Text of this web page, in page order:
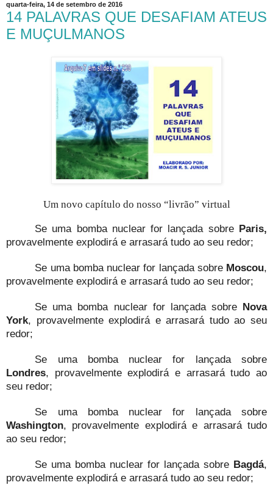
quarta-feira, 14 de setembro de 2016
14 PALAVRAS QUE DESAFIAM ATEUS
E MUÇULMANOS
Um novo capítulo do nosso “livrão” virtual
Se uma bomba nuclear for lançada sobre Paris,
provavelmente explodirá e arrasará tudo ao seu redor;
Se uma bomba nuclear for lançada sobre Moscou,
provavelmente explodirá e arrasará tudo ao seu redor;
Se uma bomba nuclear for lançada sobre Nova
York, provavelmente explodirá e arrasará tudo ao seu
redor;
Se uma bomba nuclear for lançada sobre
Londres, provavelmente explodirá e arrasará tudo ao
seu redor;
Se uma bomba nuclear for lançada sobre
Washington, provavelmente explodirá e arrasará tudo
ao seu redor;
Se uma bomba nuclear for lançada sobre Bagdá,
provavelmente explodirá e arrasará tudo ao seu redor;